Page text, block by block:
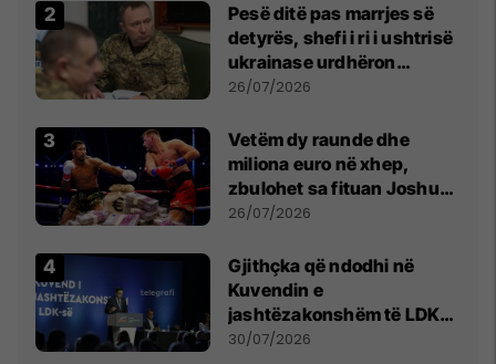
Pesë ditë pas marrjes së
detyrës, shefi i ri i ushtrisë
ukrainase urdhëron
kontroll të madh
26/07/2026
Vetëm dy raunde dhe
miliona euro në xhep,
zbulohet sa fituan Joshua
e Prenga
26/07/2026
Gjithçka që ndodhi në
Kuvendin e
jashtëzakonshëm të LDK-
së
30/07/2026